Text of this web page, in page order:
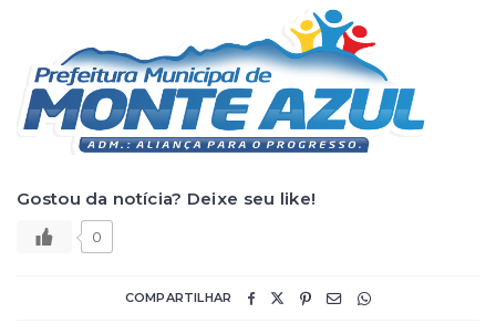
Gostou da notícia? Deixe seu like!
0
COMPARTILHAR